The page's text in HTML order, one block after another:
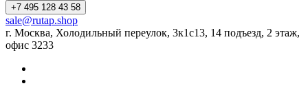
+7 495 128 43 58
sale@rutap.shop
г. Москва, Холодильный переулок, 3к1с13, 14 подъезд, 2 этаж,
офис 3233